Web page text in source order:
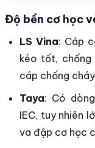
Độ bền cơ học
LS Vina: Cáp
kéo tốt,
cáp chống
Taya: Có dòng
IEC, tuy nhiên
va đập cơ học